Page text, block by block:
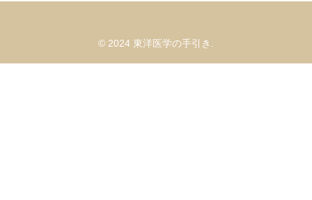
© 2024 東洋医学の手引き.